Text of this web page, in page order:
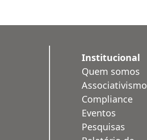
Institucional
Quem somos
Associativismo
Compliance
Eventos
Pesquisas